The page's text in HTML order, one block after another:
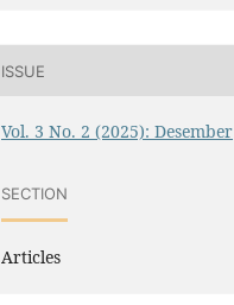
ISSUE
Vol. 3 No. 2 (2025): Desember
SECTION
Articles